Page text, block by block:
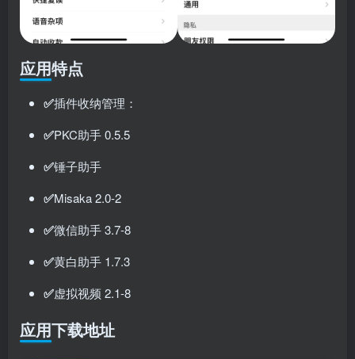
应用特点
✅插件收纳管理：
✅PKC助手 0.5.5
✅锤子助手
✅Misaka 2.0-2
✅微信助手 3.7-8
✅黄白助手 1.7.3
✅虚拟视频 2.1-8
应用下载地址